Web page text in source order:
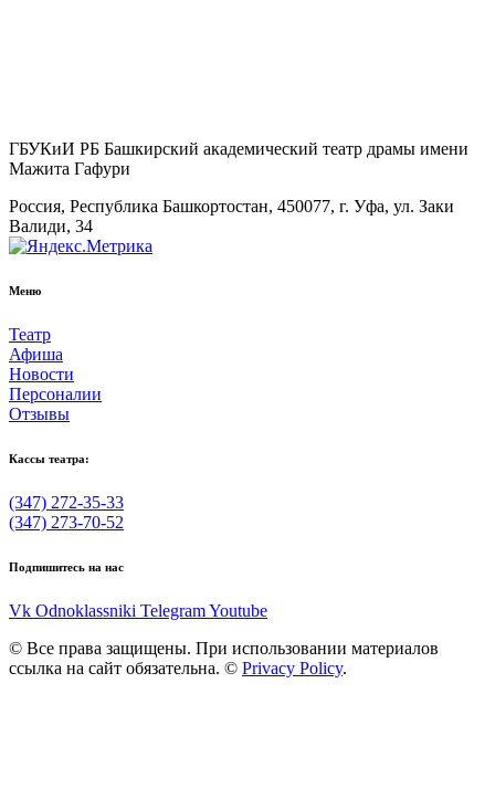
ГБУКиИ РБ Башкирский академический театр драмы имени
Мажита Гафури
Россия, Республика Башкортостан, 450077, г. Уфа, ул. Заки
Валиди, 34
Меню
Театр
Афиша
Новости
Персоналии
Отзывы
Кассы театра:
(347) 272-35-33
(347) 273-70-52
Подпишитесь на нас
Vk Odnoklassniki TelegramYoutube
© Все права защищены. При использовании материалов
ссылка на сайт обязательна. © Privacy Policy.